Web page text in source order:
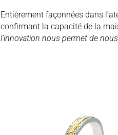
Entièrement façonnées dans
confirmant la capacité de la
l’innovation nous permet de